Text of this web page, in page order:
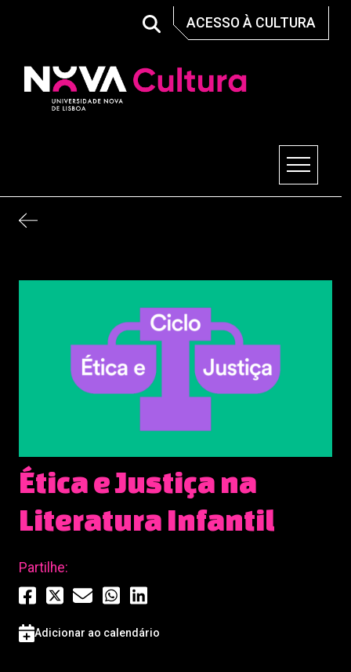
ACESSO À CULTURA
Ética e Justiça na
Literatura Infantil
Partilhe:
Adicionar ao calendário